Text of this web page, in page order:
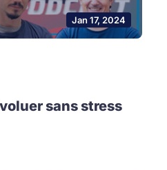
Jan 17, 2024
sans stress